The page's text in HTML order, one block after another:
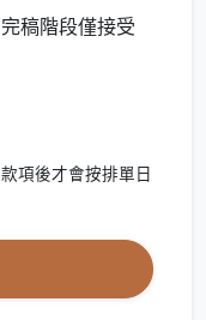
稿階段僅接受
項後才會按排單日